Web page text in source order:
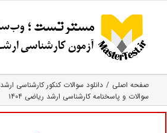
content
صفحه اصلی دانلود سوالات کنکور کارشناسی ارشد
سوالات و پاسخنامه کارشناسی ارشد ریاضی ۱۴۰۴